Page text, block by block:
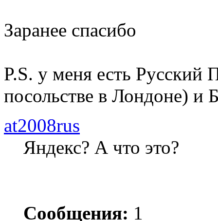
Заранее спасибо
P.S. у меня есть
посольстве в Лондоне) и
at2008rus
Яндекс? А что это?
Сообщения: 1